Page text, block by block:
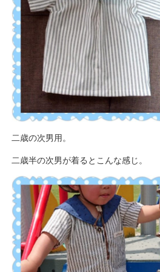
二歳の次男用。
二歳半の次男が着るとこんな感じ。